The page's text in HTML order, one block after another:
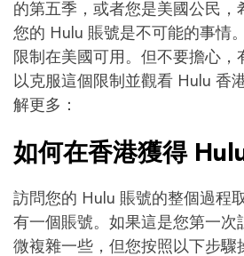
的第五季，或者您是美國公民，
您的 Hulu 賬號是不可能的事情
限制在美國可用。但不要擔心，
以克服這個限制並觀看 Hulu 香
解更多：
如何在香港獲得
訪問您的 Hulu 賬號的整個過程
有一個賬號。如果這是您第一次
微複雜一些，但您按照以下步驟